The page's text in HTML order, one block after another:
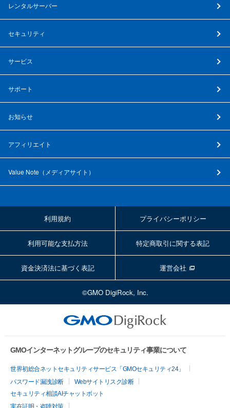
レンタルサーバー
セキュリティ
サービス
サポート
お知らせ
アフィリエイト
Value Note（ メディアサイト ）
利用規約 プライバシーポリシー
利用可能な支払方法 特定商取引に関する表記
資金決済法に基づく表記 運営会社
©GMO DigiRock, Inc.
GMOインターネットグループのセキュリティ事業について
世界初総合ネットセキュリティサービス「GMOセキュリティ24」
パスワード漏洩診断
Webサイトリスク診断
セキュリティ相談AIチャットボット
実在証明・盗聴対策